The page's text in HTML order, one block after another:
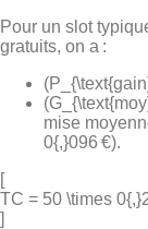
Pour un slot
gratuits, on a :
mise
0{,}096 €).
[
TC = 50 \times
]